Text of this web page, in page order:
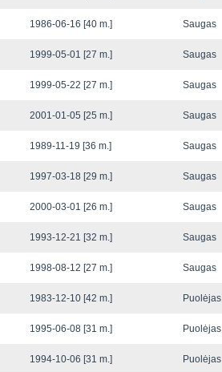
1986-06-16 [40 m.] Saugas
1999-05-01 [27 m.] Saugas
1999-05-22 [27 m.] Saugas
2001-01-05 [25 m.] Saugas
1989-11-19 [36 m.] Saugas
1997-03-18 [29 m.] Saugas
2000-03-01 [26 m.] Saugas
1993-12-21 [32 m.] Saugas
1998-08-12 [27 m.] Saugas
1983-12-10 [42 m.] Puolėjas
1995-06-08 [31 m.] Puolėjas
1994-10-06 [31 m.] Puolėjas